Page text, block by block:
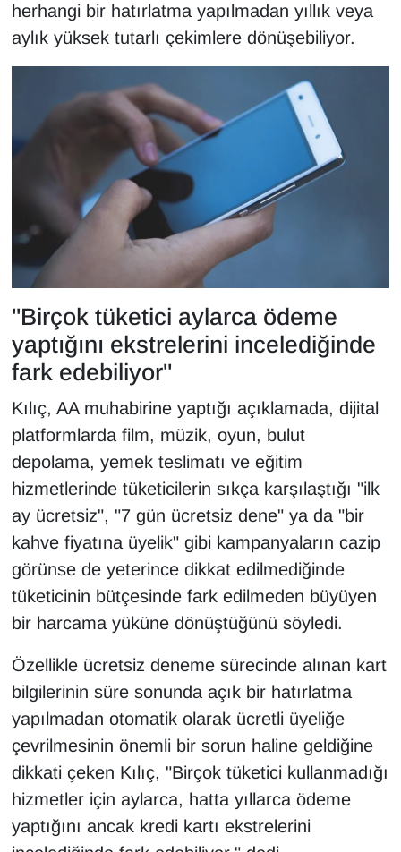
herhangi bir hatırlatma yapılmadan yıllık veya
aylık yüksek tutarlı çekimlere dönüşebiliyor.
"Birçok tüketici aylarca ödeme
yaptığını ekstrelerini incelediğinde
fark edebiliyor"
Kılıç, AA muhabirine yaptığı açıklamada, dijital
platformlarda film, müzik, oyun, bulut
depolama, yemek teslimatı ve eğitim
hizmetlerinde tüketicilerin sıkça karşılaştığı "ilk
ay ücretsiz", "7 gün ücretsiz dene" ya da "bir
kahve fiyatına üyelik" gibi kampanyaların cazip
görünse de yeterince dikkat edilmediğinde
tüketicinin bütçesinde fark edilmeden büyüyen
bir harcama yüküne dönüştüğünü söyledi.
Özellikle ücretsiz deneme sürecinde alınan kart
bilgilerinin süre sonunda açık bir hatırlatma
yapılmadan otomatik olarak ücretli üyeliğe
çevrilmesinin önemli bir sorun haline geldiğine
dikkati çeken Kılıç, "Birçok tüketici kullanmadığı
hizmetler için aylarca, hatta yıllarca ödeme
yaptığını ancak kredi kartı ekstrelerini
Seri İlan
Sinema - TV
SİYASET
TEBRİK
TEKNOLOJİ
Turizm
VAN'DA SPOR
Vasıta
YAŞAM
YEREL